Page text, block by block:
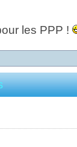
les PPP !